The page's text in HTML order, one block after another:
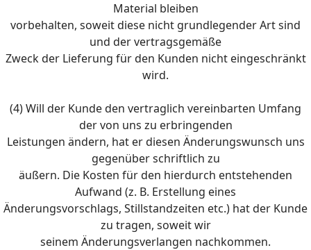
Material bleiben
vorbehalten, soweit diese nicht grundlegender Art sind
und der vertragsgemäße
Zweck der Lieferung für den Kunden nicht eingeschränkt
wird.
(4) Will der Kunde den vertraglich vereinbarten Umfang
der von uns zu erbringenden
Leistungen ändern, hat er diesen Änderungswunsch uns
gegenüber schriftlich zu
äußern. Die Kosten für den hierdurch entstehenden
Aufwand (z. B. Erstellung eines
Änderungsvorschlags, Stillstandzeiten etc.) hat der Kunde
zu tragen, soweit wir
seinem Änderungsverlangen nachkommen.